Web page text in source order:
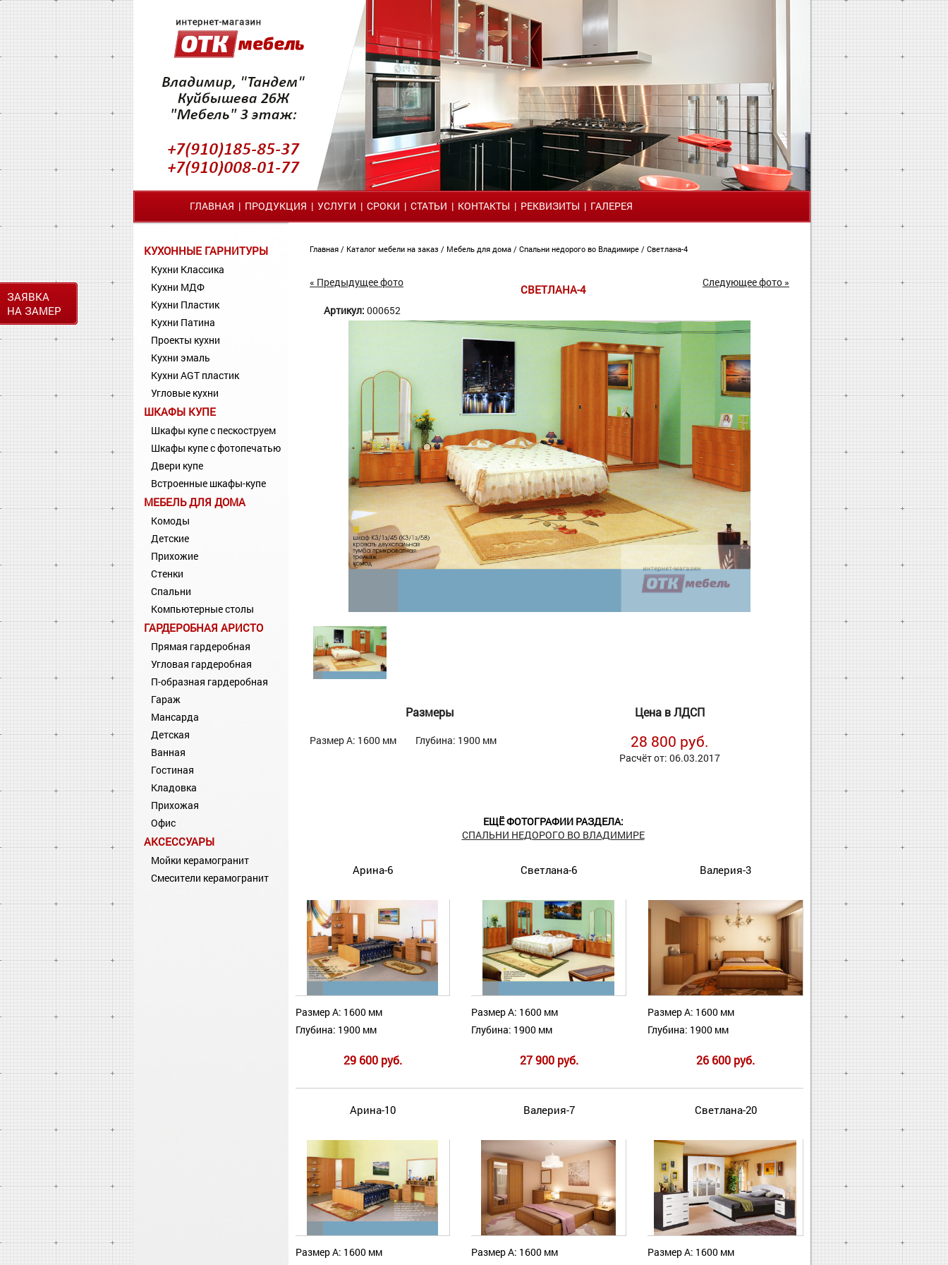
ЗАЯВКА
НА ЗАМЕР
ГЛАВНАЯ | ПРОДУКЦИЯ | УСЛУГИ | СРОКИ | СТАТЬИ | КОНТАКТЫ | РЕКВИЗИТЫ | ГАЛЕРЕЯ
КУХОННЫЕ ГАРНИТУРЫ
Кухни Классика
Кухни МДФ
Кухни Пластик
Кухни Патина
Проекты кухни
Кухни эмаль
Кухни AGT пластик
Угловые кухни
ШКАФЫ КУПЕ
Шкафы купе с пескоструем
Шкафы купе с фотопечатью
Двери купе
Встроенные шкафы-купе
МЕБЕЛЬ ДЛЯ ДОМА
Комоды
Детские
Прихожие
Стенки
Спальни
Компьютерные столы
ГАРДЕРОБНАЯ АРИСТО
Прямая гардеробная
Угловая гардеробная
П-образная гардеробная
Гараж
Мансарда
Детская
Ванная
Гостиная
Кладовка
Прихожая
Офис
АКСЕССУАРЫ
Мойки керамогранит
Смесители керамогранит
Главная / Каталог мебели на заказ / Мебель для дома / Спальни недорого во Владимире / Светлана-4
« Предыдущее фото Следующее фото »
СВЕТЛАНА-4
Артикул: 000652
Размеры
Размер А: 1600 мм Глубина: 1900 мм
Цена в ЛДСП
28 800 руб.
Расчёт от: 06.03.2017
ЕЩЁ ФОТОГРАФИИ РАЗДЕЛА:
СПАЛЬНИ НЕДОРОГО ВО ВЛАДИМИРЕ
Арина-6
Размер А: 1600 мм
Глубина: 1900 мм
29 600 руб.
Светлана-6
Размер А: 1600 мм
Глубина: 1900 мм
27 900 руб.
Валерия-3
Размер А: 1600 мм
Глубина: 1900 мм
26 600 руб.
Арина-10
Размер А: 1600 мм
Валерия-7
Размер А: 1600 мм
Светлана-20
Размер А: 1600 мм